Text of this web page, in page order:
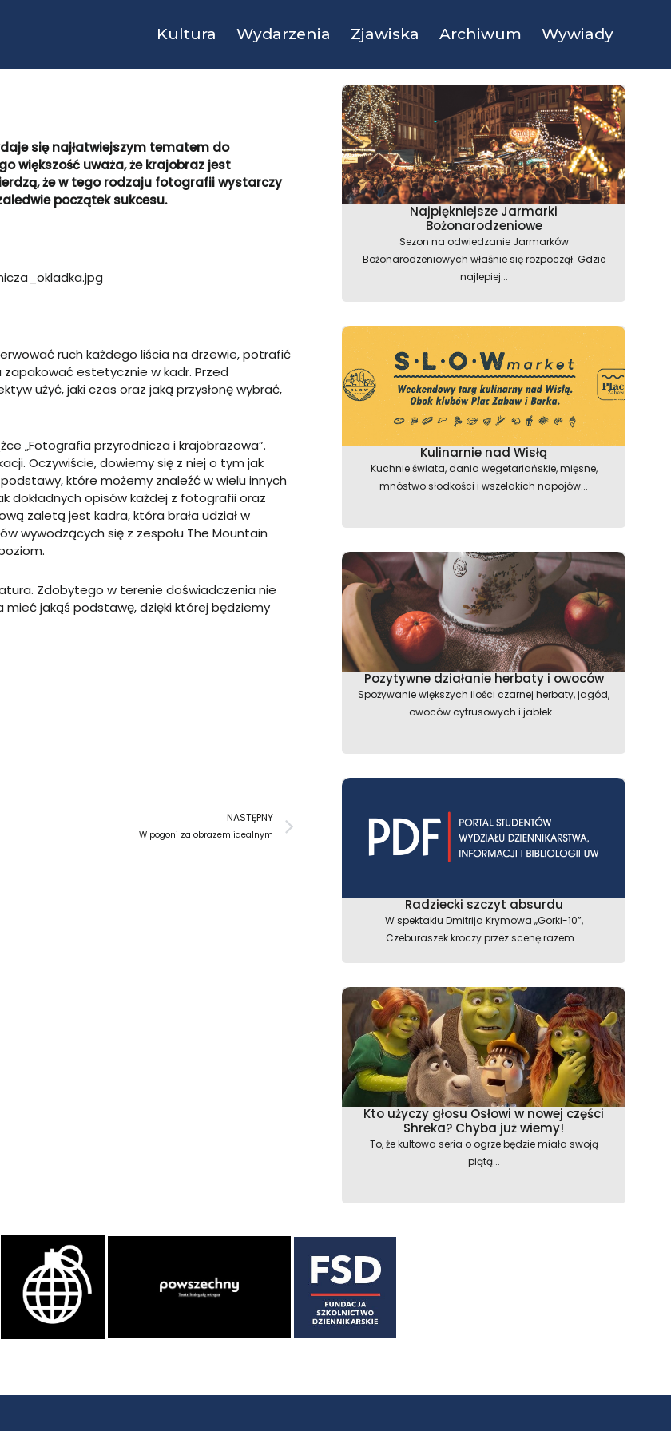
Kultura Wydarzenia Zjawiska Archiwum Wywiady
się najłatwiejszym tematem do
większość uważa, że krajobraz jest
że w tego rodzaju fotografii wystarczy
początek sukcesu.
ruch każdego liścia na drzewie, potrafić
estetycznie w kadr. Przed
użyć, jaki czas oraz jaką przysłonę wybrać,
„Fotografia przyrodnicza i krajobrazowa”.
Oczywiście, dowiemy się z niej o tym jak
które możemy znaleźć w wielu innych
dokładnych opisów każdej z fotografii oraz
zaletą jest kadra, która brała udział w
wywodzących się z zespołu The Mountain
Zdobytego w terenie doświadczenia nie
mieć jakąś podstawę, dzięki której będziemy
NASTĘPNY
W pogoni za obrazem idealnym
Następny
Najpiękniejsze Jarmarki
Bożonarodzeniowe
Sezon na odwiedzanie Jarmarków
Bożonarodzeniowych właśnie się rozpoczął. Gdzie
najlepiej...
Kulinarnie nad Wisłą
Kuchnie świata, dania wegetariańskie, mięsne,
mnóstwo słodkości i wszelakich napojów...
Pozytywne działanie herbaty i owoców
Spożywanie większych ilości czarnej herbaty, jagód,
owoców cytrusowych i jabłek...
Radziecki szczyt absurdu
W spektaklu Dmitrija Krymowa „Gorki-10”,
Czeburaszek kroczy przez scenę razem...
Kto użyczy głosu Osłowi w nowej części
Shreka? Chyba już wiemy!
To, że kultowa seria o ogrze będzie miała swoją
piątą...